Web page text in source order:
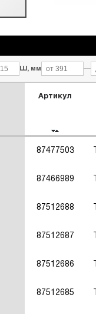
Ш, мм —
Артикул
87477503
87466989
87512688
87512687
87512686
87512685